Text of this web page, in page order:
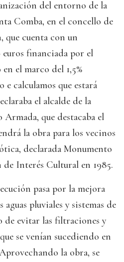
del entorno de la
Comba, en el concello de
que cuenta con un
euros financiada por el
el marco del 1,5%
calculamos que estará
el alcalde de la
que destacaba el
la obra para los vecinos
declarada Monumento
de Interés Cultural en 1985.
pasa por la mejora
pluviales y sistemas de
de evitar las filtraciones y
se venían sucediendo en
la obra, se